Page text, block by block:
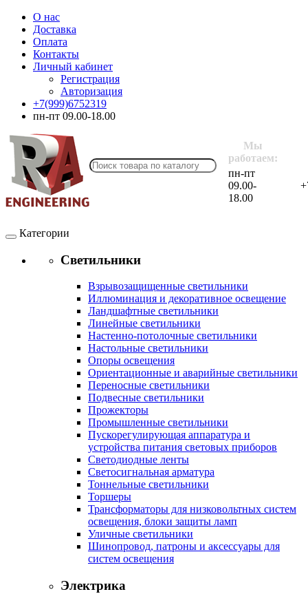
О нас
Доставка
Оплата
Контакты
Личный кабинет
Регистрация
Авторизация
+7(999)6752319
пн-пт 09.00-18.00
Мы
работаем:
пн-пт
09.00-
18.00
Категории
Светильники
Взрывозащищенные светильники
Иллюминация и декоративное освещение
Ландшафтные светильники
Линейные светильники
Настенно-потолочные светильники
Настольные светильники
Опоры освещения
Ориентационные и аварийные светильники
Переносные светильники
Подвесные светильники
Прожекторы
Промышленные светильники
Пускорегулирующая аппаратура и
устройства питания световых приборов
Светодиодные ленты
Светосигнальная арматура
Тоннельные светильники
Торшеры
Трансформаторы для низковольтных систем
освещения, блоки защиты ламп
Уличные светильники
Шинопровод, патроны и аксессуары для
систем освещения
Электрика